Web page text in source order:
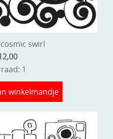
steen
swirl
1
winkelmandje